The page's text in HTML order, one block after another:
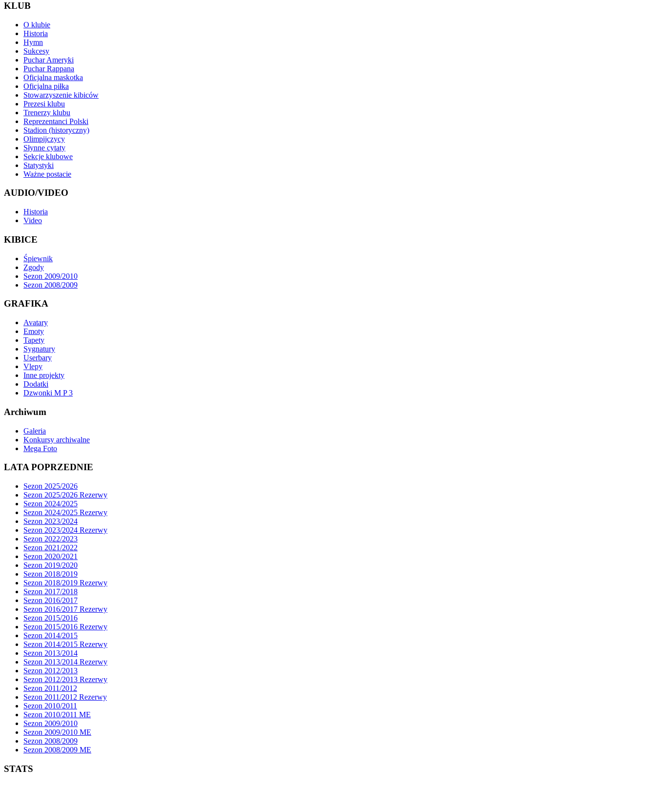
KLUB
O klubie
Historia
Hymn
Sukcesy
Puchar Ameryki
Puchar Rappana
Oficjalna maskotka
Oficjalna piłka
Stowarzyszenie kibiców
Prezesi klubu
Trenerzy klubu
Reprezentanci Polski
Stadion (historyczny)
Olimpijczycy
Słynne cytaty
Sekcje klubowe
Statystyki
Ważne postacie
AUDIO/VIDEO
Historia
Video
KIBICE
Śpiewnik
Zgody
Sezon 2009/2010
Sezon 2008/2009
GRAFIKA
Avatary
Emoty
Tapety
Sygnatury
Userbary
Vlepy
Inne projekty
Dodatki
Dzwonki M P 3
Archiwum
Galeria
Konkursy archiwalne
Mega Foto
LATA POPRZEDNIE
Sezon 2025/2026
Sezon 2025/2026 Rezerwy
Sezon 2024/2025
Sezon 2024/2025 Rezerwy
Sezon 2023/2024
Sezon 2023/2024 Rezerwy
Sezon 2022/2023
Sezon 2021/2022
Sezon 2020/2021
Sezon 2019/2020
Sezon 2018/2019
Sezon 2018/2019 Rezerwy
Sezon 2017/2018
Sezon 2016/2017
Sezon 2016/2017 Rezerwy
Sezon 2015/2016
Sezon 2015/2016 Rezerwy
Sezon 2014/2015
Sezon 2014/2015 Rezerwy
Sezon 2013/2014
Sezon 2013/2014 Rezerwy
Sezon 2012/2013
Sezon 2012/2013 Rezerwy
Sezon 2011/2012
Sezon 2011/2012 Rezerwy
Sezon 2010/2011
Sezon 2010/2011 ME
Sezon 2009/2010
Sezon 2009/2010 ME
Sezon 2008/2009
Sezon 2008/2009 ME
STATS